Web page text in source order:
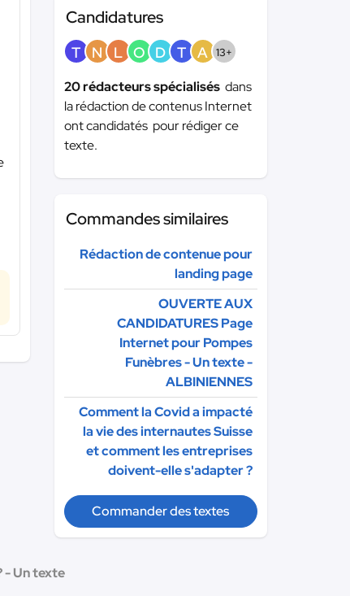
Candidatures
T N L O D T A 13+
20 rédacteurs spécialisés dans
la rédaction de contenus Internet
ont candidatés pour rédiger ce
texte.
Commandes similaires
Rédaction de contenue pour
landing page
OUVERTE AUX
CANDIDATURES Page
Internet pour Pompes
Funèbres - Un texte -
ALBINIENNES
Comment la Covid a impacté
la vie des internautes Suisse
et comment les entreprises
doivent-elle s'adapter ?
Commander des textes
- Un texte